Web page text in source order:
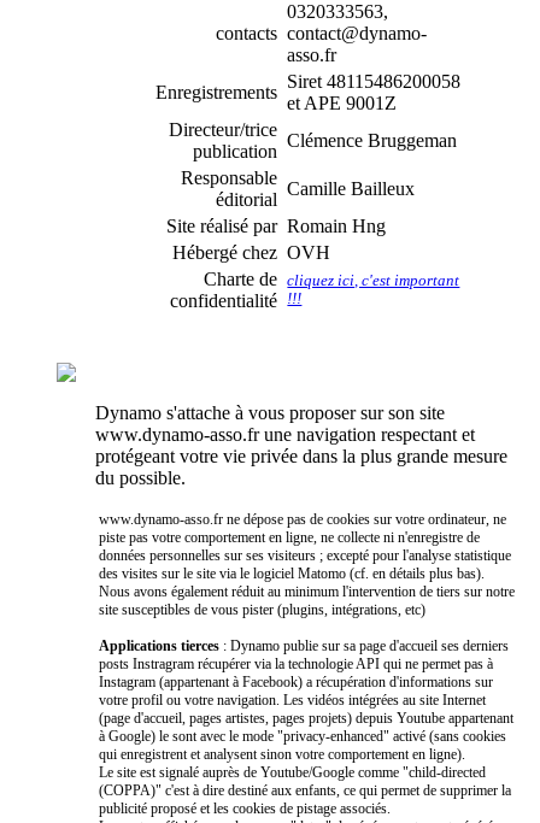
contacts
0320333563,
contact@dynamo-
asso.fr
Enregistrements
Siret 48115486200058
et APE 9001Z
Directeur/trice
publication
Clémence Bruggeman
Responsable
éditorial
Camille Bailleux
Site réalisé par Romain Hng
Hébergé chez OVH
Charte de
confidentialité
cliquez ici, c'est important
!!!
Dynamo s'attache à vous proposer sur son site
www.dynamo-asso.fr une navigation respectant et
protégeant votre vie privée dans la plus grande mesure
du possible.
www.dynamo-asso.fr ne dépose pas de cookies sur votre ordinateur, ne
piste pas votre comportement en ligne, ne collecte ni n'enregistre de
données personnelles sur ses visiteurs ; excepté pour l'analyse statistique
des visites sur le site via le logiciel Matomo (cf. en détails plus bas).
Nous avons également réduit au minimum l'intervention de tiers sur notre
site susceptibles de vous pister (plugins, intégrations, etc)
Applications tierces : Dynamo publie sur sa page d'accueil ses derniers
posts Instragram récupérer via la technologie API qui ne permet pas à
Instagram (appartenant à Facebook) a récupération d'informations sur
votre profil ou votre navigation. Les vidéos intégrées au site Internet
(page d'accueil, pages artistes, pages projets) depuis Youtube appartenant
à Google) le sont avec le mode "privacy-enhanced" activé (sans cookies
qui enregistrent et analysent sinon votre comportement en ligne).
Le site est signalé auprès de Youtube/Google comme "child-directed
(COPPA)" c'est à dire destiné aux enfants, ce qui permet de supprimer la
publicité proposé et les cookies de pistage associés.